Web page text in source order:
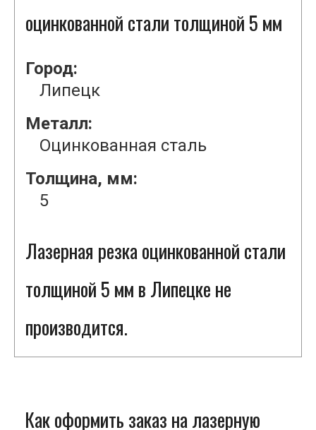
оцинкованной стали толщиной 5 мм
Город:
Липецк
Металл:
Оцинкованная сталь
Толщина, мм:
5
Лазерная резка оцинкованной стали
толщиной 5 мм в Липецке не
производится.
Как оформить заказ на лазерную